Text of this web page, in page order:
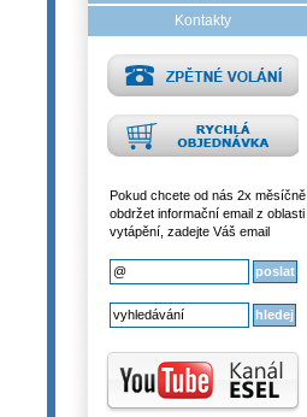
Kontakty
Pokud chcete od nás 2x měsíčně
obdržet informační email z oblasti
vytápění, zadejte Váš email